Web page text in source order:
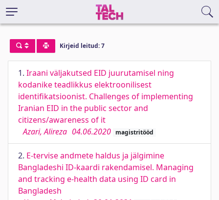
Kirjeid leitud: 7
1. Iraani väljakutsed EID juurutamisel ning
kodanike teadlikkus elektroonilisest
identifikatsioonist. Challenges of implementing
Iranian EID in the public sector and
citizens/awareness of it
Azari, Alireza 04.06.2020 magistritööd
2. E-tervise andmete haldus ja jälgimine
Bangladeshi ID-kaardi rakendamisel. Managing
and tracking e-health data using ID card in
Bangladesh